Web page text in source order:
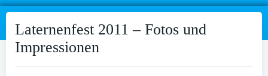
Laternenfest 2011 – Fotos und
Impressionen